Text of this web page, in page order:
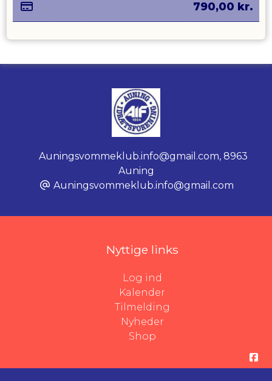
790,00 kr.
Auningsvommeklub.info@gmail.com, 8963
Auning
Auningsvommeklub.info@gmail.com
Nyttige links
Log ind
Kalender
Tilmelding
Nyheder
Shop